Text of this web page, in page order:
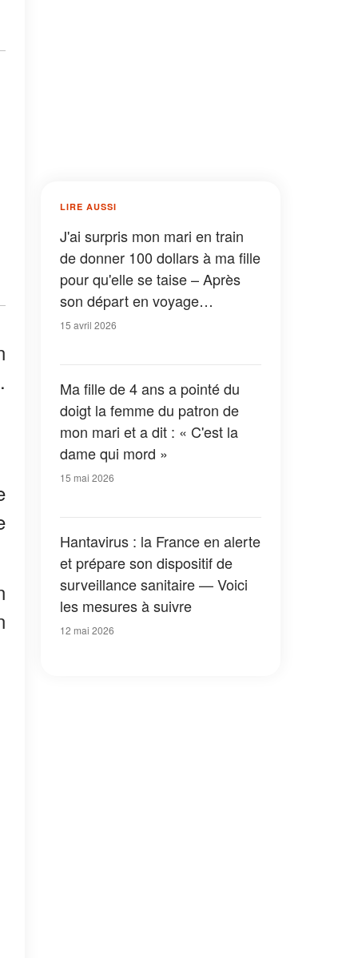
LIRE AUSSI
J'ai surpris mon mari en train
de donner 100 dollars à ma fille
pour qu'elle se taise – Après
son départ en voyage
d'affaires, elle m'a dit : «
15 avril 2026
Ma fille de 4 ans a pointé du
doigt la femme du patron de
mon mari et a dit : « C'est la
dame qui mord »
15 mai 2026
Hantavirus : la France en alerte
et prépare son dispositif de
surveillance sanitaire — Voici
les mesures à suivre
12 mai 2026